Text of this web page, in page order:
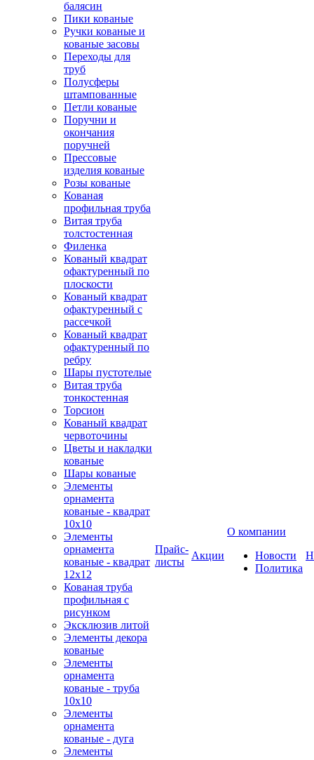
балясин
Пики кованые
Ручки кованые и
кованые засовы
Переходы для
труб
Полусферы
штампованные
Петли кованые
Поручни и
окончания
поручней
Прессовые
изделия кованые
Розы кованые
Кованая
профильная труба
Витая труба
толстостенная
Филенка
Кованый квадрат
офактуренный по
плоскости
Кованый квадрат
офактуренный с
рассечкой
Кованый квадрат
офактуренный по
ребру
Шары пустотелые
Витая труба
тонкостенная
Торсион
Кованый квадрат
червоточины
Цветы и накладки
кованые
Шары кованые
Элементы
орнамента
кованые - квадрат
10х10
Элементы
орнамента
кованые - квадрат
12х12
Кованая труба
профильная с
рисунком
Эксклюзив литой
Элементы декора
кованые
Элементы
орнамента
кованые - труба
10х10
Элементы
орнамента
кованые - дуга
Элементы
Прайс-
листы
Акции
О компании
Новости
Политика